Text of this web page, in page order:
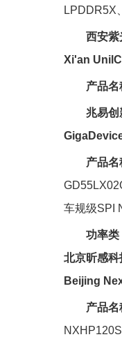
LPDDR5X
西安紫
Xi'an
产品名
兆易创
产品名
车规级SPI
功率类
北京昕感科
Beijing
产品名